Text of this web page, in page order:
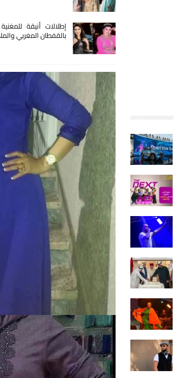
إطلالات أنيقة
بالقفطان المغربي